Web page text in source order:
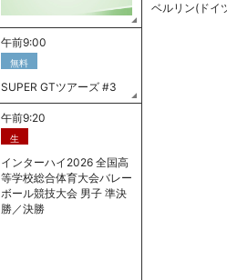
ベルリン(ドイ
午前9:00
無料
SUPER GTツアーズ #3
午前9:20
生
インターハイ2026 全国高
等学校総合体育大会バレー
ボール競技大会 男子 準決
勝／決勝